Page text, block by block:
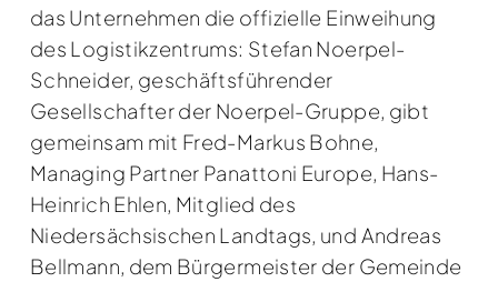
das Unternehmen die offizielle Einweihung
des Logistikzentrums: Stefan Noerpel-
Schneider, geschäftsführender
Gesellschafter der Noerpel-Gruppe, gibt
gemeinsam mit Fred-Markus Bohne,
Managing Partner Panattoni Europe, Hans-
Heinrich Ehlen, Mitglied des
Niedersächsischen Landtags, und Andreas
Bellmann, dem Bürgermeister der Gemeinde